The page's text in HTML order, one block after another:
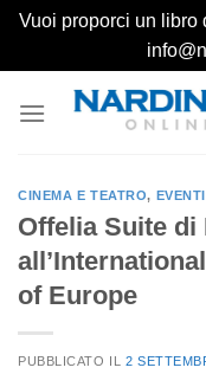
Vuoi proporci un libro
CINEMA E TEATRO, EVENTI
Offelia Suite
of Europe
PUBBLICATO IL 2